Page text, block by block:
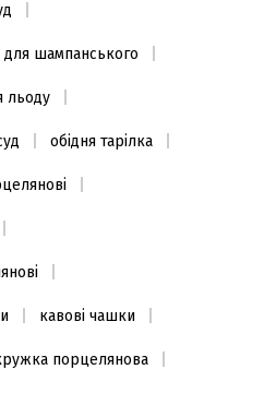
для шампанського
льоду
обідня тарілка
кавові чашки
порцелянова